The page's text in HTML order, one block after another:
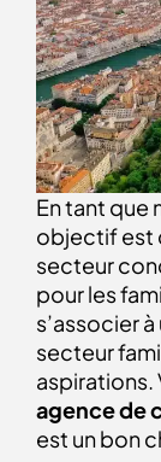
En tant que
objectif est
secteur
pour les
s’associer
secteur
aspirations.
agence de
est un bon